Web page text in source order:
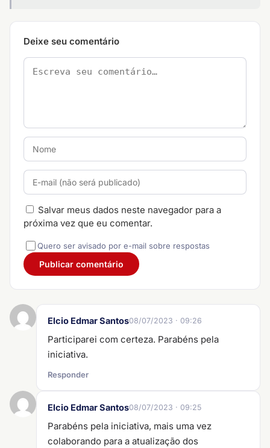
Deixe seu comentário
Salvar meus dados neste navegador para a
próxima vez que eu comentar.
Quero ser avisado por e-mail sobre respostas
Elcio Edmar Santos08/07/2023 · 09:26
Participarei com certeza. Parabéns pela
iniciativa.
Responder
Elcio Edmar Santos08/07/2023 · 09:25
Parabéns pela iniciativa, mais uma vez
colaborando para a atualização dos